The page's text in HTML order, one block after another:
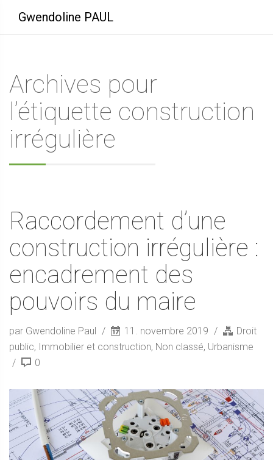
Gwendoline PAUL
Archives pour
l’étiquette construction
irrégulière
Raccordement d’une
construction irrégulière :
encadrement des
pouvoirs du maire
par Gwendoline Paul 11. novembre 2019
Droit
public, Immobilier et construction, Non classé, Urbanisme
0